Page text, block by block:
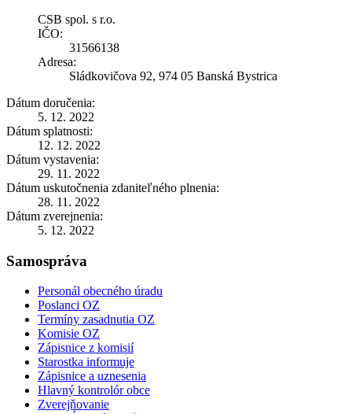
CSB spol. s r.o.
IČO:
31566138
Adresa:
Sládkovičova 92, 974 05 Banská Bystrica
Dátum doručenia:
5. 12. 2022
Dátum splatnosti:
12. 12. 2022
Dátum vystavenia:
29. 11. 2022
Dátum uskutočnenia zdaniteľného plnenia:
28. 11. 2022
Dátum zverejnenia:
5. 12. 2022
Samospráva
Personál obecného úradu
Poslanci OZ
Termíny zasadnutia OZ
Komisie OZ
Zápisnice z komisií
Starostka informuje
Zápisnice a uznesenia
Hlavný kontrolór obce
Zverejňovanie